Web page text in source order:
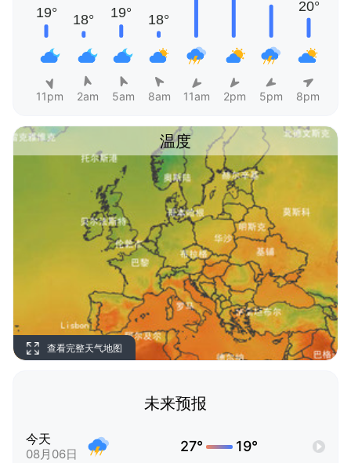
11pm 2am 5am 8am 11am 2pm 5pm 8pm
温度
查看完整天气地图
未来预报
今天
08月06日 27° 19°